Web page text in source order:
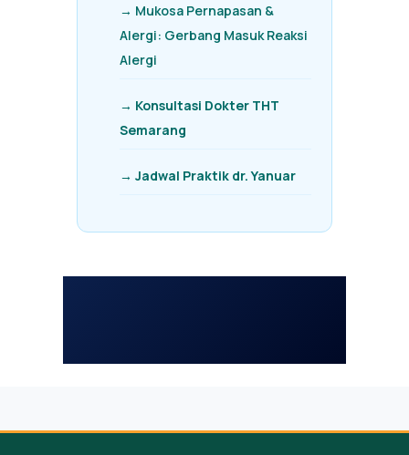
→ Mukosa Pernapasan &
Alergi: Gerbang Masuk Reaksi
Alergi
→ Konsultasi Dokter THT
Semarang
→ Jadwal Praktik dr. Yanuar